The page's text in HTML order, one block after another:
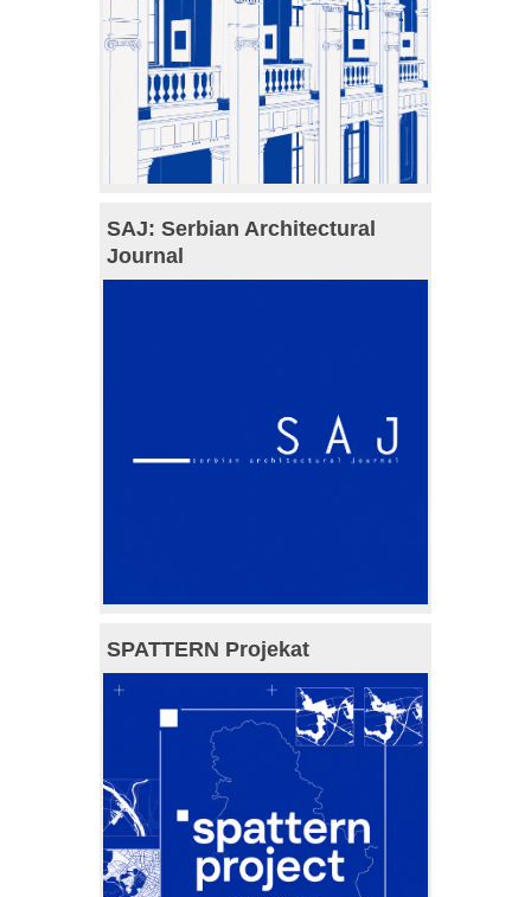
SAJ: Serbian Architectural
Journal
SPATTERN Projekat